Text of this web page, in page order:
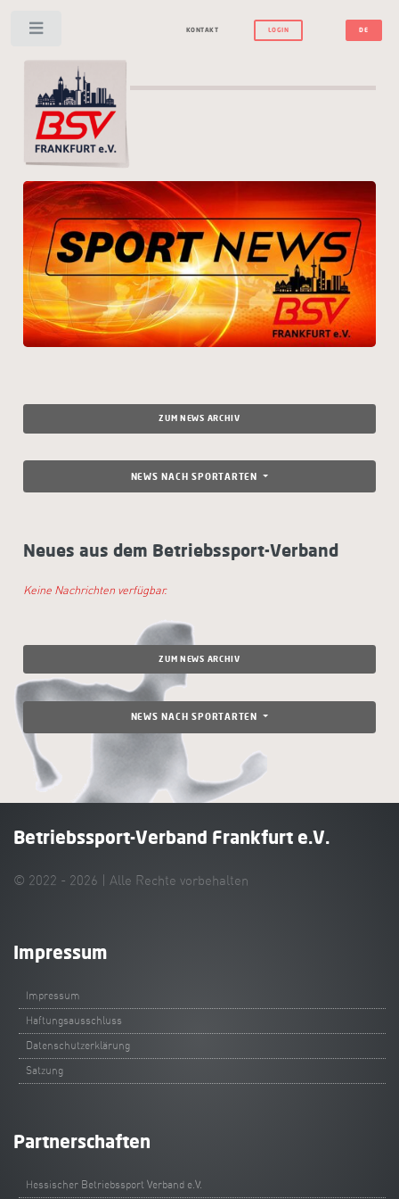
KONTAKT LOGIN DE
ZUM NEWS ARCHIV
NEWS NACH SPORTARTEN
Neues aus dem Betriebssport-Verband
Keine Nachrichten verfügbar.
ZUM NEWS ARCHIV
NEWS NACH SPORTARTEN
Betriebssport-Verband Frankfurt e.V.
© 2022 - 2026 | Alle Rechte vorbehalten
Impressum
Impressum
Haftungsausschluss
Datenschutzerklärung
Satzung
Partnerschaften
Hessischer Betriebssport Verband e.V.